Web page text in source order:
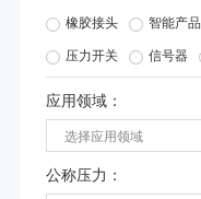
橡胶接头
智能产品
压力开关
信号器
应用领域：
选择应用领域
公称压力：